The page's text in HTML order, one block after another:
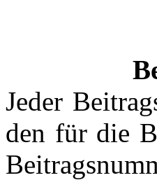
Jeder
den für die